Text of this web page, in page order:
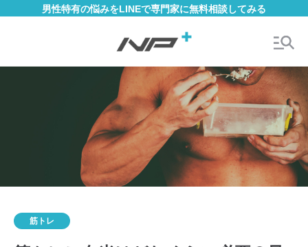
男性特有の悩みをLINEで専門家に無料相談してみる
筋トレ